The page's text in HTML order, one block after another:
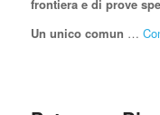
frontiera e di prove
Un unico comun …